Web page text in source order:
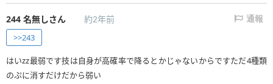
244 名無しさん 約2年前 通報
>>243
はいzz最弱です技は自身が高確率で降るとかじゃないからですただ4種類
のぷに消すだけだから弱い